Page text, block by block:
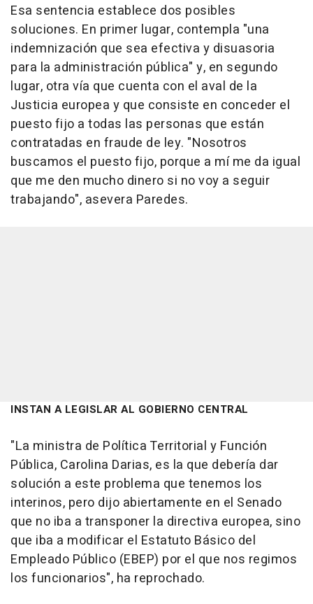
Esa sentencia establece dos posibles
soluciones. En primer lugar, contempla "una
indemnización que sea efectiva y disuasoria
para la administración pública" y, en segundo
lugar, otra vía que cuenta con el aval de la
Justicia europea y que consiste en conceder el
puesto fijo a todas las personas que están
contratadas en fraude de ley. "Nosotros
buscamos el puesto fijo, porque a mí me da igual
que me den mucho dinero si no voy a seguir
trabajando", asevera Paredes.
INSTAN A LEGISLAR AL GOBIERNO CENTRAL
"La ministra de Política Territorial y Función
Pública, Carolina Darias, es la que debería dar
solución a este problema que tenemos los
interinos, pero dijo abiertamente en el Senado
que no iba a transponer la directiva europea, sino
que iba a modificar el Estatuto Básico del
Empleado Público (EBEP) por el que nos regimos
los funcionarios", ha reprochado.